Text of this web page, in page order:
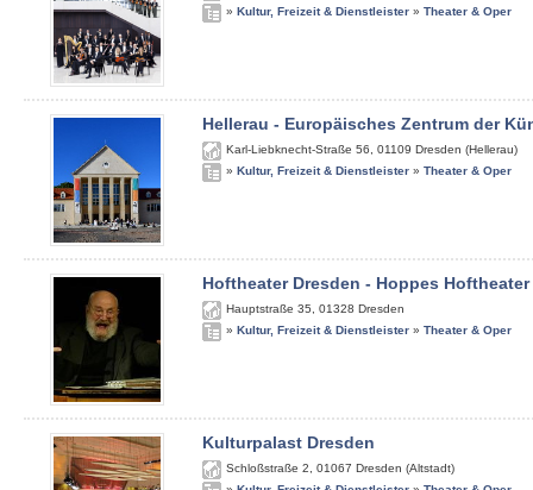
» Kultur, Freizeit & Dienstleister » Theater & Oper
Hellerau - Europäisches Zentrum der
Karl-Liebknecht-Straße 56 01109 Dresden (Hellerau)
» Kultur, Freizeit & Dienstleister » Theater & Oper
Hoftheater Dresden - Hoppes Hoftheater
Hauptstraße 35 01328 Dresden
» Kultur, Freizeit & Dienstleister » Theater & Oper
Kulturpalast Dresden
Schloßstraße 2 01067 Dresden (Altstadt)